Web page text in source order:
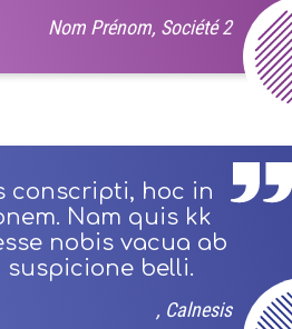
Nom Prénom, Société 2
conscripti, hoc in
Nam quis kk
nobis vacua ab
belli.
, Calnesis